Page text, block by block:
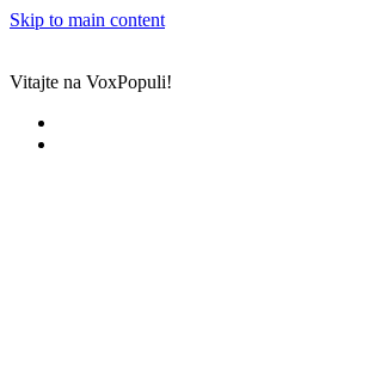
Skip to main content
Vitajte na VoxPopuli!